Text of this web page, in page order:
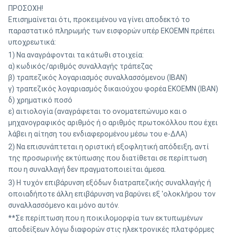
ΠΡΟΣΟΧΗ!
Επισημαίνεται ότι, προκειμένου να γίνει αποδεκτό το
παραστατικό πληρωμής των εισφορών υπέρ ΕΚΟΕΜΝ πρέπει
υποχρεωτικά:
1) Να αναγράφονται τα κάτωθι στοιχεία:
α) κωδικός/αριθμός συναλλαγής τράπεζας
β) τραπεζικός λογαριασμός συναλλασσόμενου (IBAN)
γ) τραπεζικός λογαριασμός δικαιούχου φορέα ΕΚΟΕΜΝ (IBAN)
δ) χρηματικό ποσό
ε) αιτιολογία (αναγράφεται το ονοματεπώνυμο και o
μηχανογραφικός αριθμός ή ο αριθμός πρωτοκόλλου που έχει
λάβει η αίτηση του ενδιαφερομένου μέσω του e-ΔΛΑ)
2) Να επισυνάπτεται η οριστική εξοφλητική απόδειξη, αντί
της προσωρινής εκτύπωσης που διατίθεται σε περίπτωση
που η συναλλαγή δεν πραγματοποιείται άμεσα.
3) Η τυχόν επιβάρυνση εξόδων διατραπεζικής συναλλαγής ή
οποιαδήποτε άλλη επιβάρυνση να βαρύνει εξ 'ολοκλήρου τον
συναλλασσόμενο και μόνο αυτόν.
**Σε περίπτωση που η ποικιλομορφία των εκτυπωμένων
αποδείξεων λόγω διαφορών στις ηλεκτρονικές πλατφόρμες